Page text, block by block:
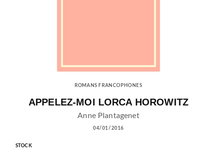
ROMANS FRANCOPHONES
APPELEZ-MOI LORCA HOROWITZ
Anne Plantagenet
04/01/2016
STOCK